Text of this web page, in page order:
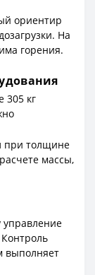
ориентир
На
горения.
305 кг
при толщине
массы,
управление
выполняет